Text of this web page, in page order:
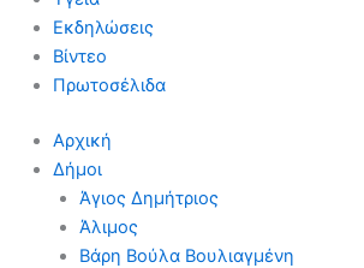
Εκδηλώσεις
Βίντεο
Πρωτοσέλιδα
Αρχική
Δήμοι
Άγιος Δημήτριος
Άλιμος
Βάρη Βούλα Βουλιαγμένη